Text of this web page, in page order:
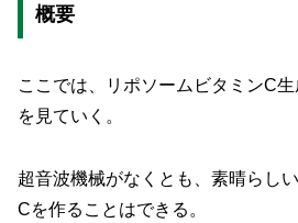
概要
ここでは、リポソームビタミンC
を見ていく。
超音波機械がなくとも、素晴らし
Cを作ることはできる。